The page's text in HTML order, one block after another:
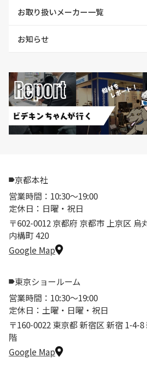
お取り扱いメーカー一覧
お知らせ
京都本社
営業時間：10:30〜19:00
定休日：日曜・祝日
〒602-0012 京都府 京都市 上京区 烏
内構町 420
Google Map
東京ショールーム
営業時間：10:30〜19:00
定休日：土曜・日曜・祝日
〒160-0022 東京都 新宿区 新宿 1-4-
階
Google Map